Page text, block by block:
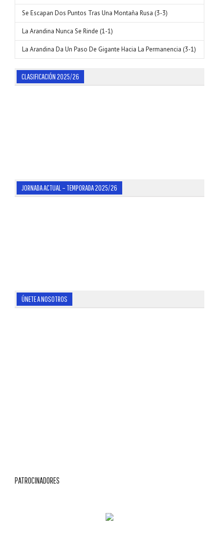
Se Escapan Dos Puntos Tras Una Montaña Rusa (3-3)
La Arandina Nunca Se Rinde (1-1)
La Arandina Da Un Paso De Gigante Hacia La Permanencia (3-1)
CLASIFICACIÓN 2025/26
JORNADA ACTUAL – TEMPORADA 2025/26
ÚNETE A NOSOTROS
PATROCINADORES